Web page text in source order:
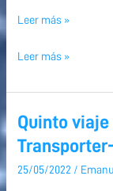
Leer más »
Leer más »
Quinto
25/05/2022 /
Quinto
viaje
compartido
de
Quinto
viaje
compartido
de